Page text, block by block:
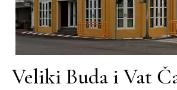
Veliki Buda i Vat